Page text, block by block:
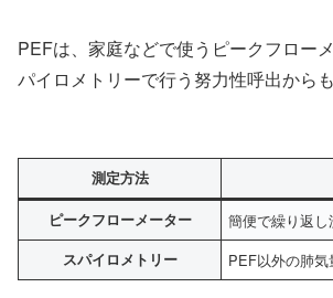
PEFは、家庭などで使うピークフロー
パイロメトリーで行う努力性呼出からも
測定方法
ピークフローメーター 簡便で繰り返
スパイロメトリー PEF以外の肺気